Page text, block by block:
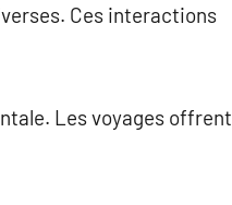
Ces interactions
Les voyages offrent